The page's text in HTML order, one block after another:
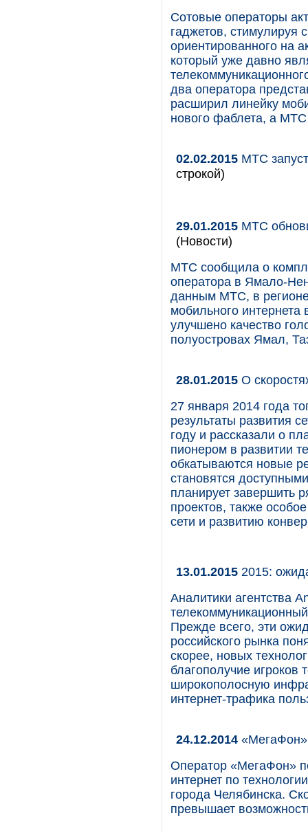
Сотовые операторы
гаджетов, стимулируя
ориентированного на
который уже давно
два оператора
расширил линейку
нового фаблета, а
02.02.2015 МТС
строкой)
29.01.2015 МТС
(Новости)
МТС сообщила о
оператора в Ямало-
данным МТС, в регионе
мобильного интернета
улучшено качество
полуостровах Ямал,
28.01.2015 О
27 января 2014 года
результаты развития
году и рассказали о
пионером в развитии
обкатываются новые
становятся
планирует завершить
проектов, также
сети и развитию
13.01.2015 2015:
Аналитики агентства
Прежде всего, эти
российского рынка
скорее, новых
благополучие игроков
широкополосную
интернет-трафика
24.12.2014 «МегаФон»
Оператор «МегаФон»
интернет по
города Челябинска.
превышает